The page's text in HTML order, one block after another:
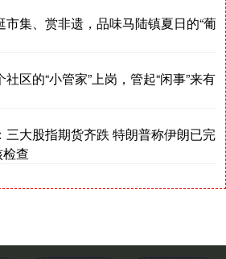
市集、赏非遗，品味马陆镇夏日的“葡
区的“小管家”上岗，管起“闲事”来有
三大股指期货齐跌 特朗普称伊朗已完
查